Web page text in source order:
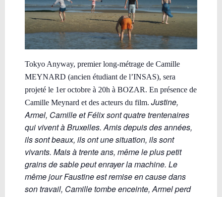
Tokyo Anyway, premier long-métrage de Camille
MEYNARD (ancien étudiant de l’INSAS), sera
projeté le 1er octobre à 20h à BOZAR. En présence de
Camille Meynard et des acteurs du film. Justine,
Armel, Camille et Félix sont quatre trentenaires
qui vivent à Bruxelles. Amis depuis des années,
ils sont beaux, ils ont une situation, ils sont
vivants. Mais à trente ans, même le plus petit
grains de sable peut enrayer la machine. Le
même jour Faustine est remise en cause dans
son travail, Camille tombe enceinte, Armel perd